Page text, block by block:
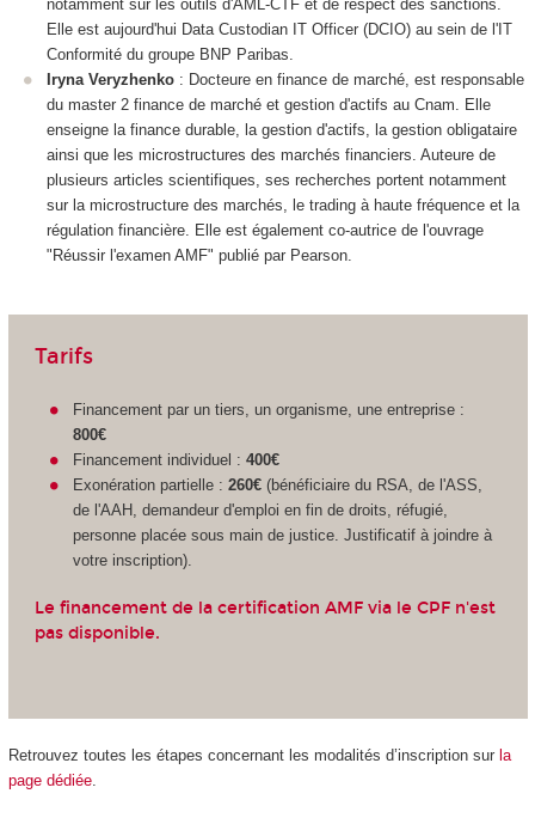
notamment sur les outils d'AML-CTF et de respect des sanctions.
Elle est aujourd'hui Data Custodian IT Officer (DCIO) au sein de l'IT
Conformité du groupe BNP Paribas.
Iryna Veryzhenko : Docteure en finance de marché, est responsable
du master 2 finance de marché et gestion d'actifs au Cnam. Elle
enseigne la finance durable, la gestion d'actifs, la gestion obligataire
ainsi que les microstructures des marchés financiers. Auteure de
plusieurs articles scientifiques, ses recherches portent notamment
sur la microstructure des marchés, le trading à haute fréquence et la
régulation financière. Elle est également co-autrice de l'ouvrage
"Réussir l'examen AMF" publié par Pearson.
Tarifs
Financement par un tiers, un organisme, une entreprise :
800€
Financement individuel :400€
Exonération partielle :260€(bénéficiaire du RSA, de l'ASS,
de l'AAH, demandeur d'emploi en fin de droits, réfugié,
personne placée sous main de justice. Justificatif à joindre à
votre inscription).
Le financement de la certification AMF via le CPF n'est
pas disponible.
Retrouvez toutes les étapes concernant les modalités d’inscription sur la
page dédiée.